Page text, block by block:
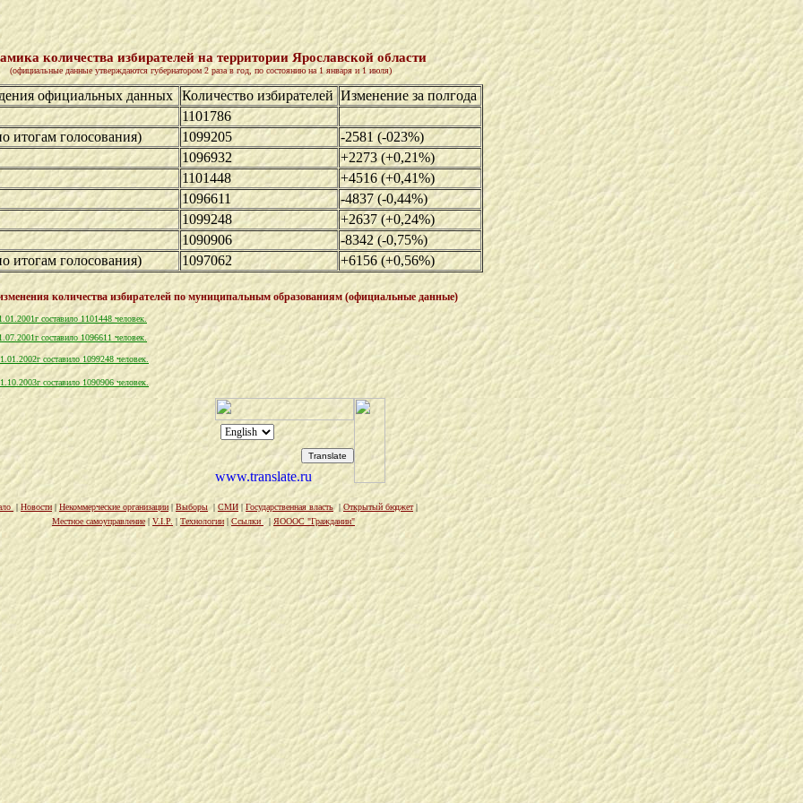
количества избирателей на территории Ярославской области
(официальные данные утверждаются губернатором 2 раза в год, по состоянию на 1 января и 1 июля)
официальных данных Количество избирателей Изменение за полгода
1101786
итогам голосования)
1099205
-2581 (-023%)
1096932
+2273 (+0,21%)
1101448
+4516 (+0,41%)
1096611
-4837 (-0,44%)
1099248
+2637 (+0,24%)
1090906
-8342 (-0,75%)
итогам голосования)
1097062 +6156 (+0,56%)
количества избирателей по муниципальным образованиям (официальные данные)
составило 1101448 человек.
составило 1096611 человек.
составило 1099248 человек.
10 .2003г составило 1090906человек.
| Новости |Некоммерческие организации | Выборы | СМИ | Государственная власть | Открытый бюджет |
Местное самоуправление |V.I.P. | Технологии | Ссылки | ЯОООС "Гражданин"